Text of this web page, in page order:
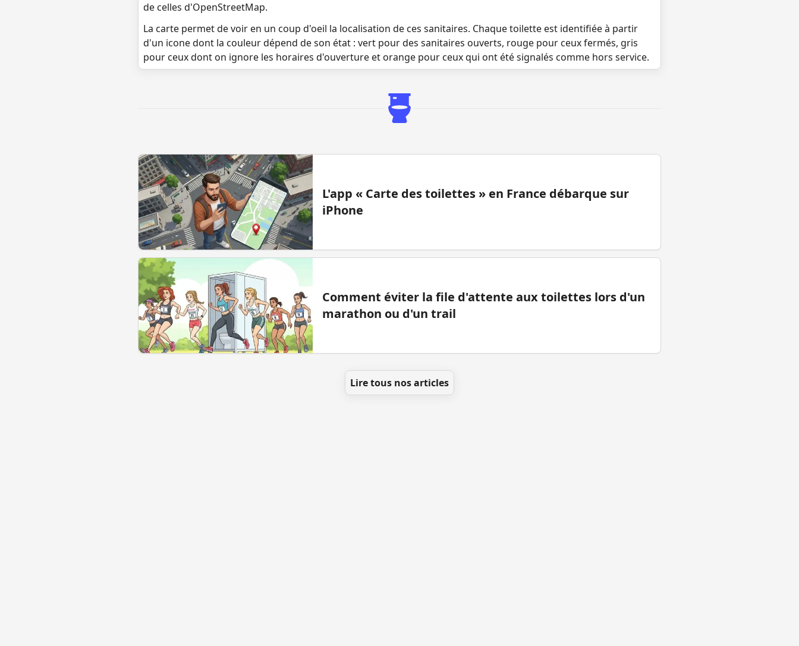
de celles d'OpenStreetMap.
La carte permet de voir en un coup d'oeil la localisation de ces sanitaires. Chaque toilette est identifiée à partir
d'un icone dont la couleur dépend de son état : vert pour des sanitaires ouverts, rouge pour ceux fermés, gris
pour ceux dont on ignore les horaires d'ouverture et orange pour ceux qui ont été signalés comme hors service.
L'app « Carte des toilettes » en France débarque sur
iPhone
Comment éviter la file d'attente aux toilettes lors d'un
marathon ou d'un trail
Lire tous nos articles